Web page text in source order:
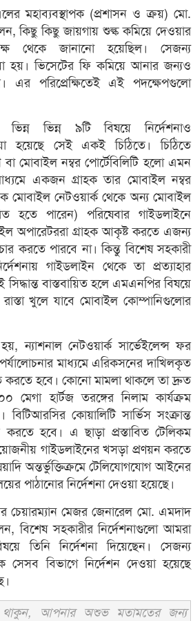
মহাব্যবস্থাপক (প্রশাসন ও ক্রয়) মো.
কিছু কিছু জায়গায় শুল্ক কমিয়ে দেওয়ার
থেকে জানানো হয়েছিল। সেজন্য
হয়। ভিসেটের ফি কমিয়ে আনার জন্যও
এর পরিপ্রেক্ষিতেই এই পদক্ষেপগুলো
ভিন্ন ৯টি বিষয়ে নির্দেশনাও
হয়েছে সেই একই চিঠিতে। চিঠিতে
মোবাইল নম্বর পোর্টেবিলিটি হলো এমন
একজন গ্রাহক তার মোবাইল নম্বর
মোবাইল নেটওয়ার্ক থেকে অন্য মোবাইল
হতে পারেন) পরিষেবার গাইডলাইনে
অপারেটররা গ্রাহক আকৃষ্ট করতে এজন্য
করতে পারবে না। কিন্তু বিশেষ সহকারী
গাইডলাইন থেকে তা প্রত্যাহার
বাস্তবায়িত হলে এমএনপির বিষয়ে
রাস্তা খুলে যাবে মোবাইল কোম্পানিগুলোর
ন্যাশনাল নেটওয়ার্ক সার্ভেইলেন্স ফর
মাধ্যমে এরিকসনের দাখিলকৃত
হবে। কোনো মামলা থাকলে তা দ্রুত
মেগা হার্টজ তরঙ্গের নিলাম কার্যক্রম
বিটিআরসির কোয়ালিটি সার্ভিস সংক্রান্ত
করতে হবে। এ ছাড়া প্রস্তাবিত টেলিকম
গাইডলাইনের খসড়া প্রণয়ন করতে
অন্তর্ভুক্তিক্রমে টেলিযোগযোগ আইনের
পাঠানোর নির্দেশনা দেওয়া হয়েছে।
চেয়ারম্যান মেজর জেনারেল মো. এমদাদ
বিশেষ সহকারীর নির্দেশনাগুলো আমরা
তিনি নির্দেশনা দিয়েছেন। সেজন্য
সেসব বিভাগে নির্দেশন দেওয়া হয়েছে
থাকুন, আপনার অশুভ মতামতের জন্য